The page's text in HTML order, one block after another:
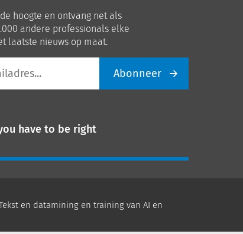
hoogte en ontvang net als
andere professionals elke
laatste nieuws op maat.
Abonneer
have to be right
en datamining en training van AI en